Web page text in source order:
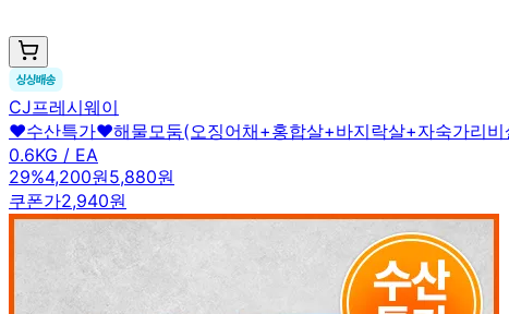
CJ프레시웨이
♥수산특가♥해물모둠(오징어채+홍합살+바지락살+자숙가리
0.6KG / EA
29%4,200원5,880원
쿠폰가2,940원